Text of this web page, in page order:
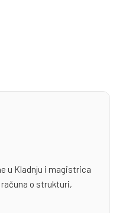
u Kladnju i magistrica
o strukturi,